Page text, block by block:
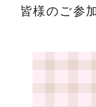
皆様のご参